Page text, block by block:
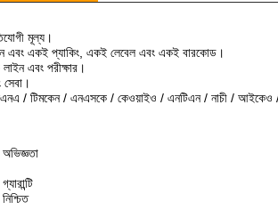
মূল্য।
এবং একই প্যাকিং, একই লেবেল এবং একই বারকোড।
এবং পরীক্ষার।
সেবা।
/ টিমকেন / এনএসকে / কেওয়াইও / এনটিএন / নাচী /